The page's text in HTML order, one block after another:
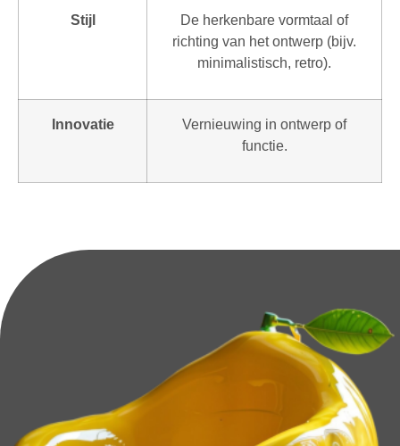
Stijl
De herkenbare vormtaal of
richting van het ontwerp (bijv.
minimalistisch, retro).
Innovatie
Vernieuwing in ontwerp of
functie.